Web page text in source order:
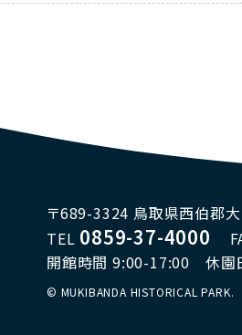
〒689-3324 鳥取県西伯郡
TEL 0859-37-4000
開館時間 9:00-17:00 休園
© MUKIBANDA HISTORICAL PARK.